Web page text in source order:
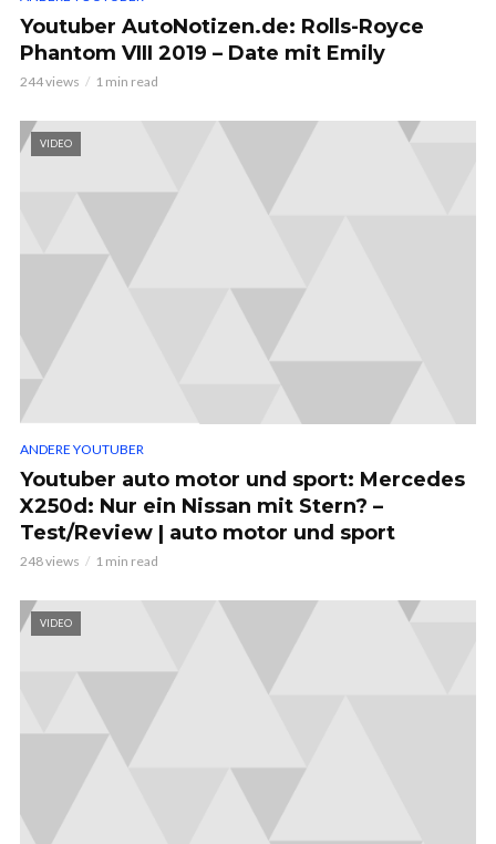
Youtuber AutoNotizen.de: Rolls-Royce
Phantom VIII 2019 – Date mit Emily
244 views 1 min read
VIDEO
ANDERE YOUTUBER
Youtuber auto motor und sport: Mercedes
X250d: Nur ein Nissan mit Stern? –
Test/Review | auto motor und sport
248 views 1 min read
VIDEO